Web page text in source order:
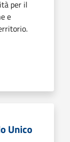
per il
e
Unico